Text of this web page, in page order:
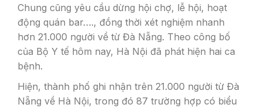
Chung cũng yêu cầu dừng hội chợ, lễ hội, hoạt
động quán bar…., đồng thời xét nghiệm nhanh
hơn 21.000 người về từ Đà Nẵng. Theo công bố
của Bộ Y tế hôm nay, Hà Nội đã phát hiện hai ca
bệnh.
Hiện, thành phố ghi nhận trên 21.000 người từ Đà
Nẵng về Hà Nội, trong đó 87 trường hợp có biểu